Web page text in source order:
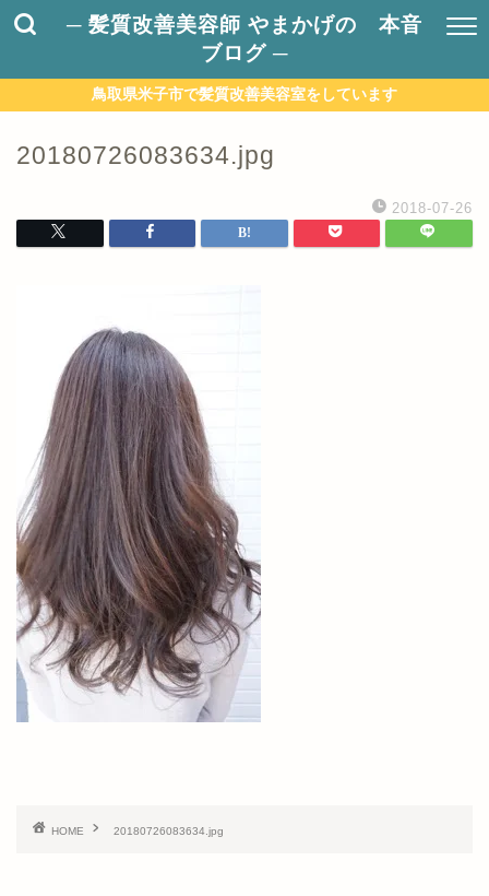
─ 髪質改善美容師 やまかげの 本音
ブログ ─
鳥取県米子市で髪質改善美容室をしています
20180726083634.jpg
2018-07-26
HOME 20180726083634.jpg